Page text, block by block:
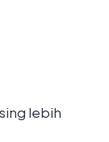
lebih